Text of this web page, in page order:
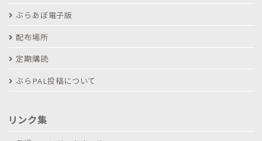
ぶらあぼ電子版
配布場所
定期購読
ぶらPAL投稿について
リンク集